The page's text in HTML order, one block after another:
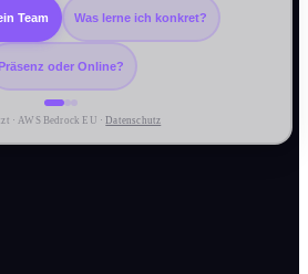
Was lerne ich konkret?
oder Online?
Team
· AWS Bedrock EU ·Datenschutz